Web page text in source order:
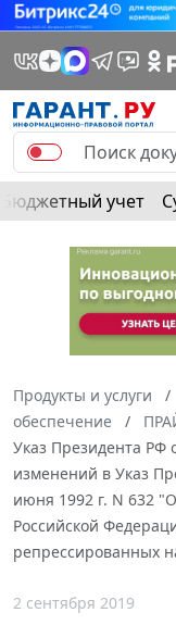
Бюджетный учет
Продукты и услуги
обеспечение
Указ Президента РФ
изменений в Указ
июня 1992 г. N 632
Российской
репрессированных
2 сентября 2019